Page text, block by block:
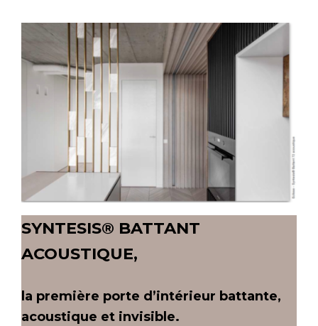
SYNTESIS® BATTANT
ACOUSTIQUE,
la première porte d’intérieur battante,
acoustique et invisible.